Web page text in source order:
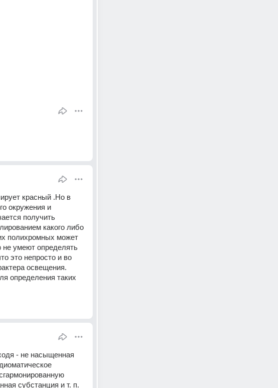
красный .Но в
окружения и
получить
какого либо
полихромных может
умеют определять
это непросто и во
освещения.
определения таких
- не насыщенная
субстанция и т. п.